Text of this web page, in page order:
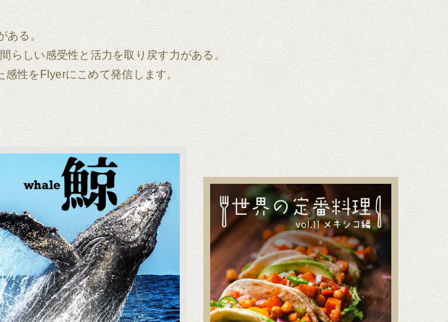
ある。
らしい感受性と活力を取り戻す力がある。
性をFlyerにこめて発信します。